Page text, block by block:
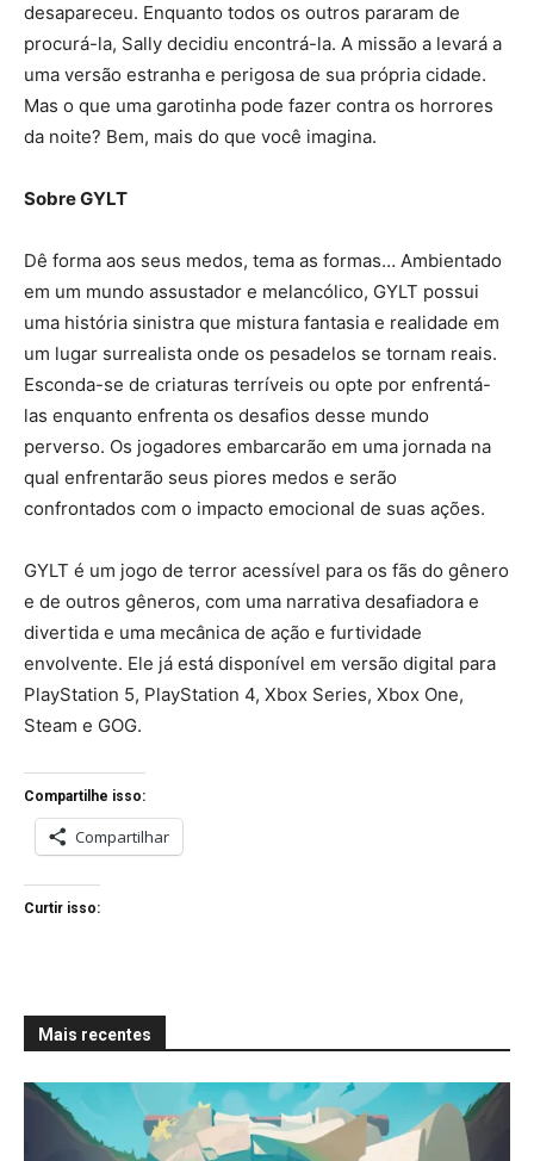
desapareceu. Enquanto todos os outros pararam de
procurá-la, Sally decidiu encontrá-la. A missão a levará a
uma versão estranha e perigosa de sua própria cidade.
Mas o que uma garotinha pode fazer contra os horrores
da noite? Bem, mais do que você imagina.
Sobre GYLT
Dê forma aos seus medos, tema as formas… Ambientado
em um mundo assustador e melancólico, GYLT possui
uma história sinistra que mistura fantasia e realidade em
um lugar surrealista onde os pesadelos se tornam reais.
Esconda-se de criaturas terríveis ou opte por enfrentá-
las enquanto enfrenta os desafios desse mundo
perverso. Os jogadores embarcarão em uma jornada na
qual enfrentarão seus piores medos e serão
confrontados com o impacto emocional de suas ações.
GYLT é um jogo de terror acessível para os fãs do gênero
e de outros gêneros, com uma narrativa desafiadora e
divertida e uma mecânica de ação e furtividade
envolvente. Ele já está disponível em versão digital para
PlayStation 5, PlayStation 4, Xbox Series, Xbox One,
Steam e GOG.
Compartilhe isso:
Compartilhar
Curtir isso:
Mais recentes